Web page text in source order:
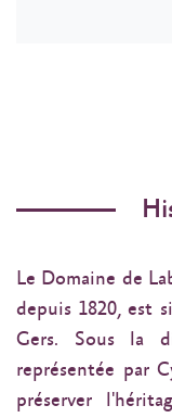
Le Domaine de
depuis 1820, est
Gers. Sous la
représentée par
préserver